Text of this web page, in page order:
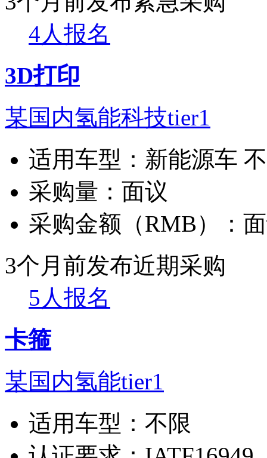
4人报名
3D打印
某国内氢能科技tier1
适用车型： 新能源车
采购量： 面议
采购金额（RMB）：
3个月前发布近期采购
5人报名
卡箍
某国内氢能tier1
适用车型： 不限